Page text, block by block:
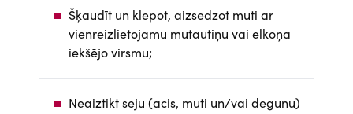
Šķaudīt un klepot, aizsedzot muti ar
vienreizlietojamu mutautiņu vai elkoņa
iekšējo virsmu;
Neaiztikt seju (acis, muti un/vai degunu)